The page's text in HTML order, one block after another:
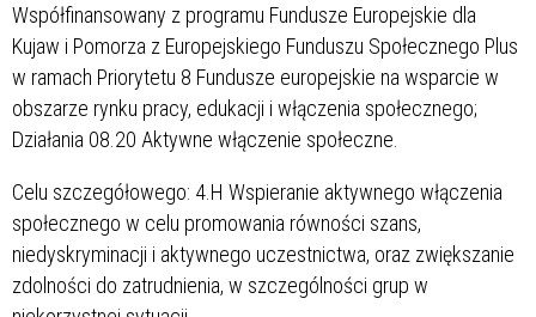
Współfinansowany z programu Fundusze Europejskie dla
Kujaw i Pomorza z Europejskiego Funduszu Społecznego Plus
w ramach Priorytetu 8 Fundusze europejskie na wsparcie w
obszarze rynku pracy, edukacji i włączenia społecznego;
Działania 08.20 Aktywne włączenie społeczne.
Celu szczegółowego: 4.H Wspieranie aktywnego włączenia
społecznego w celu promowania równości szans,
niedyskryminacji i aktywnego uczestnictwa, oraz zwiększanie
zdolności do zatrudnienia, w szczególności grup w